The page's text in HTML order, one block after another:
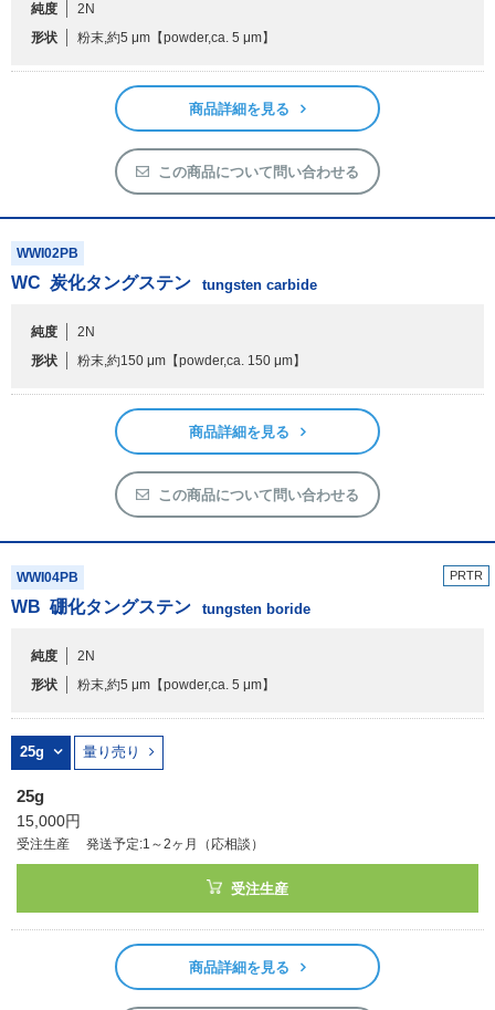
純度
2N
形状
粉末,約5 μm 【powder,ca. 5 μm】
商品詳細を見る
この商品について問い合わせる
WWI02PB
WC 炭化タングステン tungsten carbide
純度
2N
形状
粉末,約150 μm 【powder,ca. 150 μm】
商品詳細を見る
この商品について問い合わせる
PRTR
WWI04PB
WB 硼化タングステン tungsten boride
純度
2N
形状
粉末,約5 μm 【powder,ca. 5 μm】
25g 量り売り
25g
15,000円
受注生産 発送予定:1～2ヶ月（応相談）
受注生産
商品詳細を見る